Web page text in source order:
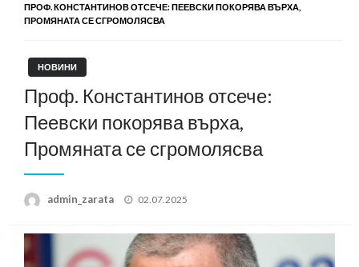
ПРОФ. КОНСТАНТИНОВ ОТСЕЧЕ: ПЕЕВСКИ ПОКОРЯВА ВЪРХА,
ПРОМЯНАТА СЕ СГРОМОЛЯСВА
НОВИНИ
Проф. Константинов отсече:
Пеевски покорява върха,
Промяната се сгромолясва
admin_zarata
Posted
02.07.2025